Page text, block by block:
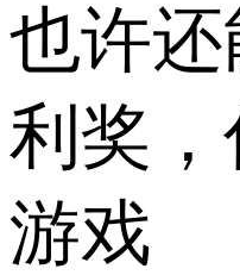
也许
利奖
游戏